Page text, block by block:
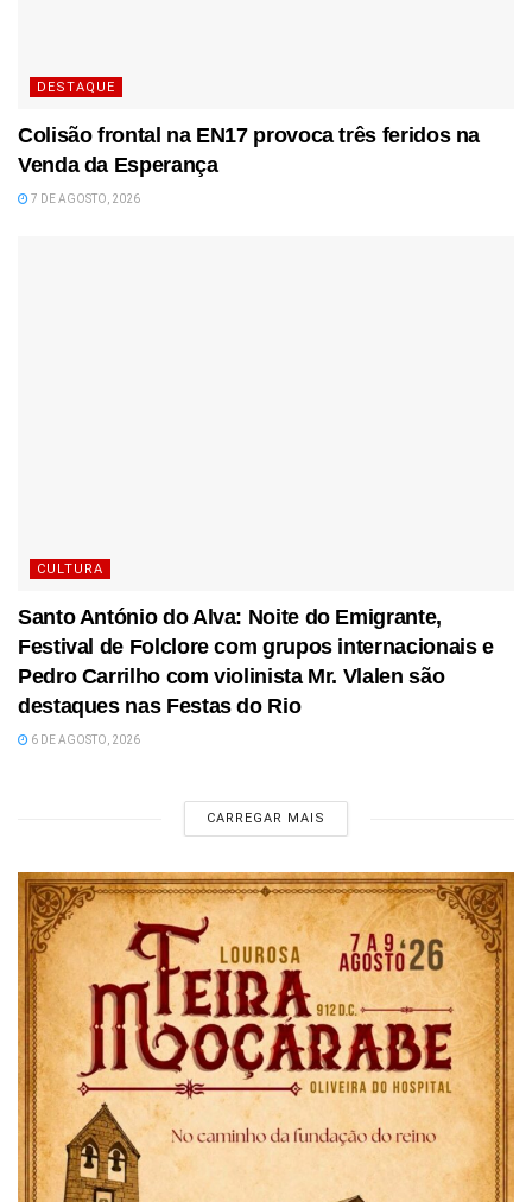
DESTAQUE
Colisão frontal na EN17 provoca três feridos na
Venda da Esperança
7 DE AGOSTO, 2026
CULTURA
Santo António do Alva: Noite do Emigrante,
Festival de Folclore com grupos internacionais e
Pedro Carrilho com violinista Mr. Vlalen são
destaques nas Festas do Rio
6 DE AGOSTO, 2026
CARREGAR MAIS